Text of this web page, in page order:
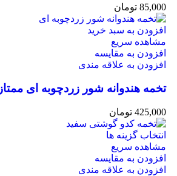
85,000 تومان
افزودن به سبد خرید
مشاهده سریع
افزودن به مقایسه
افزودن به علاقه مندی
تخمه هندوانه شور زردچوبه ای ممتاز
425,000 تومان
انتخاب گزینه ها
مشاهده سریع
افزودن به مقایسه
افزودن به علاقه مندی